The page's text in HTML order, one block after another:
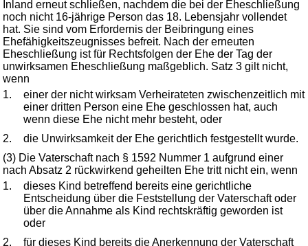
Inland erneut schließen, nachdem die bei der Eheschließung
noch nicht 16-jährige Person das 18. Lebensjahr vollendet
hat. Sie sind vom Erfordernis der Beibringung eines
Ehefähigkeitszeugnisses befreit. Nach der erneuten
Eheschließung ist für Rechtsfolgen der Ehe der Tag der
unwirksamen Eheschließung maßgeblich. Satz 3 gilt nicht,
wenn
1.
einer der nicht wirksam Verheirateten zwischenzeitlich mit
einer dritten Person eine Ehe geschlossen hat, auch
wenn diese Ehe nicht mehr besteht, oder
2.
die Unwirksamkeit der Ehe gerichtlich festgestellt wurde.
(3) Die Vaterschaft nach § 1592 Nummer 1 aufgrund einer
nach Absatz 2 rückwirkend geheilten Ehe tritt nicht ein, wenn
1.
dieses Kind betreffend bereits eine gerichtliche
Entscheidung über die Feststellung der Vaterschaft oder
über die Annahme als Kind rechtskräftig geworden ist
oder
2.
für dieses Kind bereits die Anerkennung der Vaterschaft